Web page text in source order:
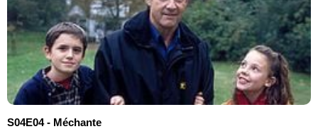
S04E04 - Méchante